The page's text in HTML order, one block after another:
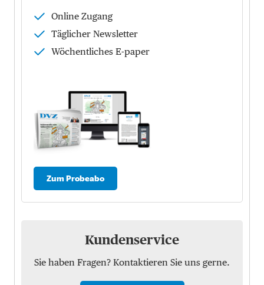
Online Zugang
Täglicher Newsletter
Wöchentliches E-paper
Zum Probeabo
Kundenservice
Sie haben Fragen? Kontaktieren Sie uns gerne.